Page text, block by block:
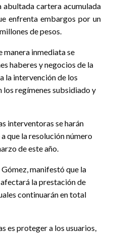
abultada cartera acumulada
enfrenta embargos por un
de pesos.
manera inmediata se
haberes y negocios de la
la intervención de los
los regímenes subsidiado y
interventoras se harán
que la resolución número
de este año.
manifestó que la
la prestación de
continuarán en total
es proteger a los usuarios,